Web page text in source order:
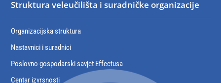
Struktura veleučilišta i suradničke organizacije
Organizacijska struktura
Nastavnici i suradnici
Poslovno gospodarski savjet Effectusa
Centar izvrsnosti